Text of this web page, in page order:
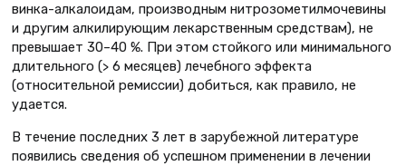
винка-алкалоидам, производным нитрозометилмочевины
и другим алкилирующим лекарственным средствам), не
превышает 30–40 %. При этом стойкого или минимального
длительного (> 6 месяцев) лечебного эффекта
(относительной ремиссии) добиться, как правило, не
удается.
В течение последних 3 лет в зарубежной литературе
появились сведения об успешном применении в лечении